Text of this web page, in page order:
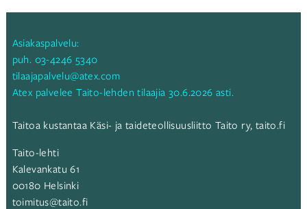
Asiakaspalvelu:
puh. 03-4246 5340
tilaajapalvelu@atex.com
Atex palvelee Taito-lehden tilaajia 30.6.2026 asti.
Taitoa kustantaa Käsi- ja taideteollisuusliitto Taito ry, taito.fi
Taito-lehti
Kalevankatu 61
00180 Helsinki
toimitus@taito.fi